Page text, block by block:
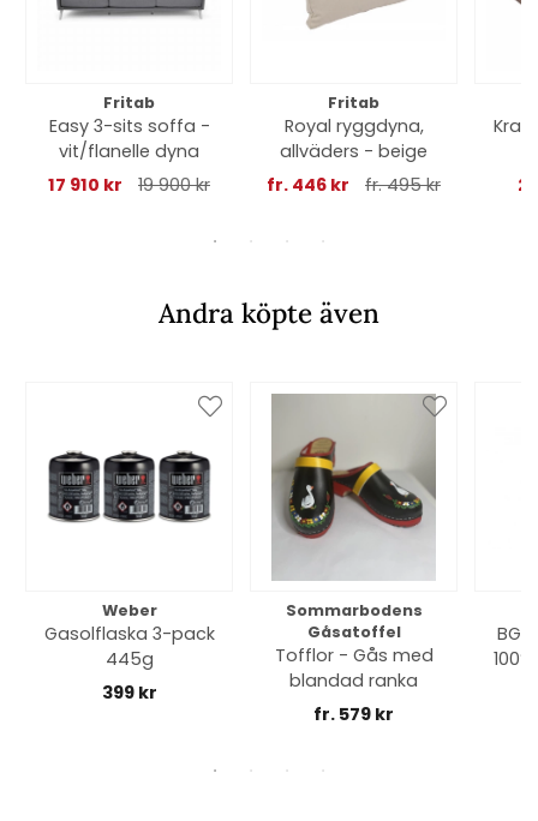
Fritab
Easy 3-sits soffa -
vit/flanelle dyna
17 910 kr
19 900 kr
Fritab
Royal ryggdyna,
allväders - beige
fr. 446 kr
fr. 495 kr
Andra köpte även
Weber
Gasolflaska 3-pack
445g
399 kr
Sommarbodens
Gåsatoffel
Tofflor - Gås med
blandad ranka
fr. 579 kr